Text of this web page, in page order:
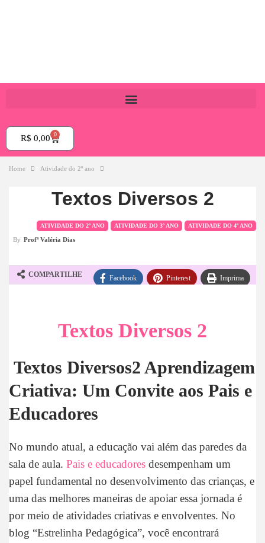
R$ 0,00 0
Home Atividade do 2º ano
Textos Diversos 2
ATIVIDADE DO 2º ANO ATIVIDADE DO 3º ANO ATIVIDADE DO 4º ANO
By Profª Valéria Dias
COMPARTILHE Facebook Pinterest Imprima
Textos Diversos 2
Textos Diversos2 Aprendizagem
Criativa: Um Convite aos Pais e
Educadores
No mundo atual, a educação vai além das paredes da
sala de aula. Pais e educadores desempenham um
papel fundamental no desenvolvimento das crianças, e
uma das melhores maneiras de apoiar essa jornada é
por meio de atividades criativas e envolventes. No
blog “Estrelinha Pedagógica”, você encontrará